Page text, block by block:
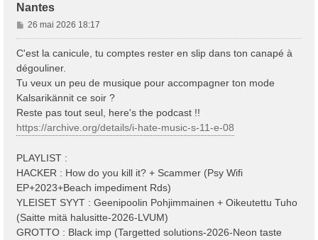
Nantes
M
e
s
s
a
g
e
26 mai 2026 18:17
C'est la canicule, tu comptes rester en slip dans ton canapé à
dégouliner.
Tu veux un peu de musique pour accompagner ton mode
Kalsarikännit ce soir ?
Reste pas tout seul, here's the podcast !!
https://archive.org/details/i-hate-music-s-11-e-08
PLAYLIST :
HACKER : How do you kill it? + Scammer (Psy Wifi
EP+2023+Beach impediment Rds)
YLEISET SYYT : Geenipoolin Pohjimmainen + Oikeutettu Tuho
(Saitte mitä halusitte-2026-LVUM)
GROTTO : Black imp (Targetted solutions-2026-Neon taste